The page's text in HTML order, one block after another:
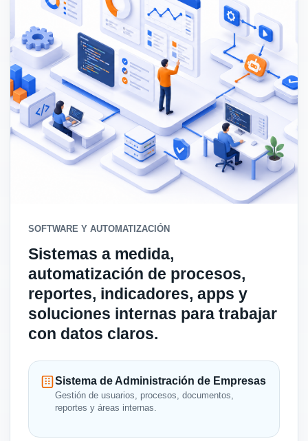
SOFTWARE Y AUTOMATIZACIÓN
Sistemas a medida,
automatización de procesos,
reportes, indicadores, apps y
soluciones internas para trabajar
con datos claros.
Sistema de Administración de Empresas
Gestión de usuarios, procesos, documentos,
reportes y áreas internas.